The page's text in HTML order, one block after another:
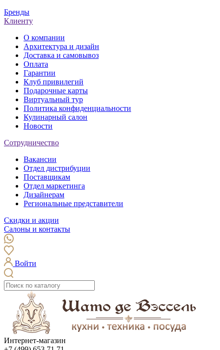
Бренды
Клиенту
О компании
Архитектура и дизайн
Доставка и самовывоз
Оплата
Гарантии
Клуб привилегий
Подарочные карты
Виртуальный тур
Политика конфиденциальности
Кулинарный салон
Новости
Сотрудничество
Вакансии
Отдел дистрибуции
Поставщикам
Отдел маркетинга
Дизайнерам
Региональные представители
Скидки и акции
Салоны и контакты
Войти
Интернет-магазин